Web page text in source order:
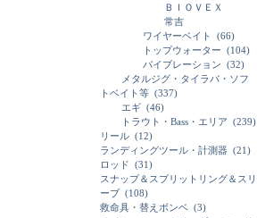
ＢＩＯＶＥＸ
常吉
ワイヤーベイト
(66)
トップウォーター (104)
バイブレーション (32)
メタルジグ・タイラバ・ソフ
トベイト等 (337)
エギ (46)
トラウト・Bass・エリア (239)
リール (12)
ランディングツール・計測器 (21)
ロッド (31)
スナップ＆スプリットリング＆スリ
ーブ (108)
救命具・替えボンベ (3)